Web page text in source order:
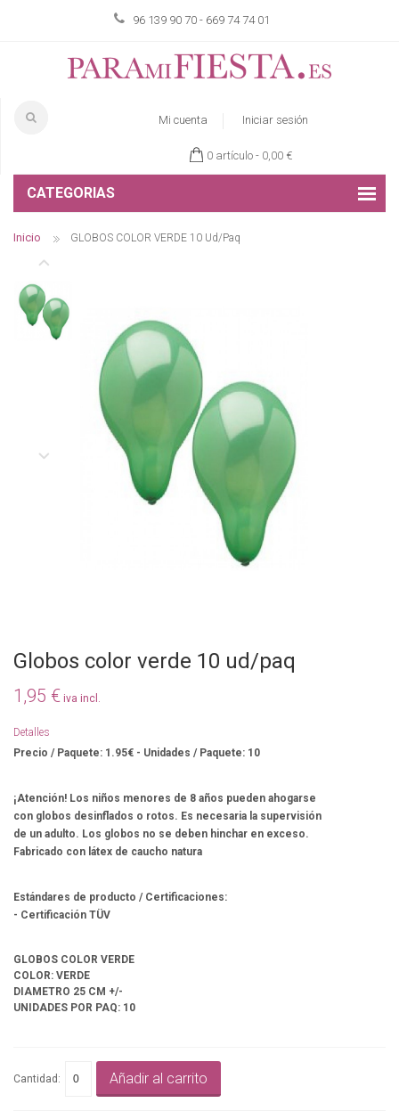
96 139 90 70 - 669 74 74 01
Mi cuenta Iniciar sesión
0 artículo - 0,00 €
CATEGORIAS
Inicio GLOBOS COLOR VERDE 10 Ud/Paq
Globos color verde 10 ud/paq
1,95 € iva incl.
Detalles
Precio / Paquete: 1.95€ - Unidades / Paquete: 10
¡Atención! Los niños menores de 8 años pueden ahogarse
con globos desinflados o rotos. Es necesaria la supervisión
de un adulto. Los globos no se deben hinchar en exceso.
Fabricado con látex de caucho natura
Estándares de producto / Certificaciones:
- Certificación TÜV
GLOBOS COLOR VERDE
COLOR: VERDE
DIAMETRO 25 CM +/-
UNIDADES POR PAQ: 10
Cantidad: Añadir al carrito